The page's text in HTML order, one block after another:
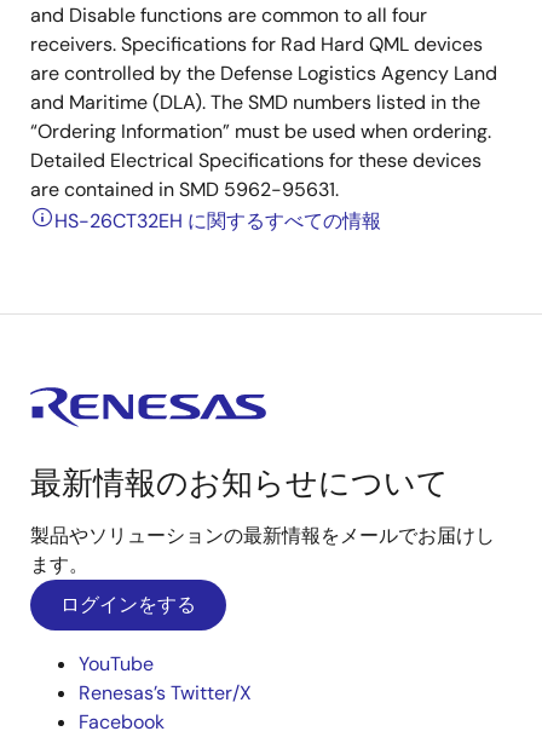
and Disable functions are common to all four
receivers. Specifications for Rad Hard QML devices
are controlled by the Defense Logistics Agency Land
and Maritime (DLA). The SMD numbers listed in the
“Ordering Information” must be used when ordering.
Detailed Electrical Specifications for these devices
are contained in SMD 5962-95631.
HS-26CT32EH に関するすべての情報
最新情報のお知らせについて
製品やソリューションの最新情報をメールでお届けし
ます。
ログインをする
YouTube
Renesas’s Twitter/X
Facebook